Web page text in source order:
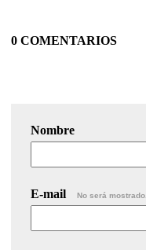
0 COMENTARIOS
Nombre
E-mail No será mostrado.